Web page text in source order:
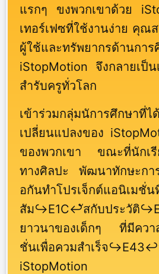
แรกๆ ขงพวกเขาด้วย
เทอร์เฟซที่ใช้งานง่าย คุณ
ผู้ใช้และทรัพยากรด้านกา
iStopMotion จึงกลายเป็น
สำรับครูทั่วโลก
เข้าร่วมกลุ่มนัการศึกษาที่ไ
เปลี่ยนแปลงของ
ของพวกเขา ขณะที่นักเรี
ทางศิลปะ พัฒนาทักษะการ
อกันทำโปรเจ็กต์แอนิเมชั่
สัม↪E1C↩ัสกับประวัติ
ยาวนาของเด็กๆ ที่มีควา
ชั่นเพื่อควมสำเร็จ↪E43↩
iStopMotion